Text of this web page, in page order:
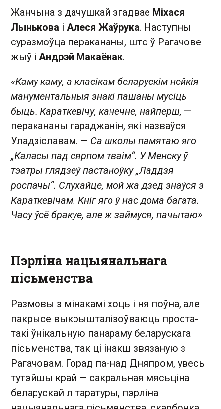
Жанчына з дачушкай згадвае Міхася
Лынькова і Алеся Жаўрука. Наступны
суразмоўца перакананы, што ў Рагачове
жыў і Андрэй Макаёнак.
«Каму каму, а класікам беларускім нейкія
манументальныя знакі пашаны мусіць
быць. Караткевічу, канечне, найперш, —
перакананы гараджанін, які назваўся
Уладзіславам. — Са школы памятаю яго
„Каласы пад сярпом тваім“. У Менску ў
тэатры глядзеў пастаноўку „Ладдзя
роспачы“. Слухайце, мой жа дзед знаўся з
Караткевічам. Кніг яго ў нас дома багата.
Часу ўсё бракуе, але ж займуся, пачытаю»
Пэрліна нацыянальнага
пісьменства
Размовы з мінакамі хоць і ня поўна, але
пакрысе выкрышталізоўваюць проста-
такі ўнікальную панараму беларускага
пісьменства, так ці інакш звязаную з
Рагачовам. Горад па-над Дняпром, увесь
тутэйшы край — сакральная мясьціна
беларускай літаратуры, пэрліна